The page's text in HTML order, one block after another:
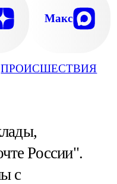
ПРОИСШЕСТВИЯ
Макс
России".
с